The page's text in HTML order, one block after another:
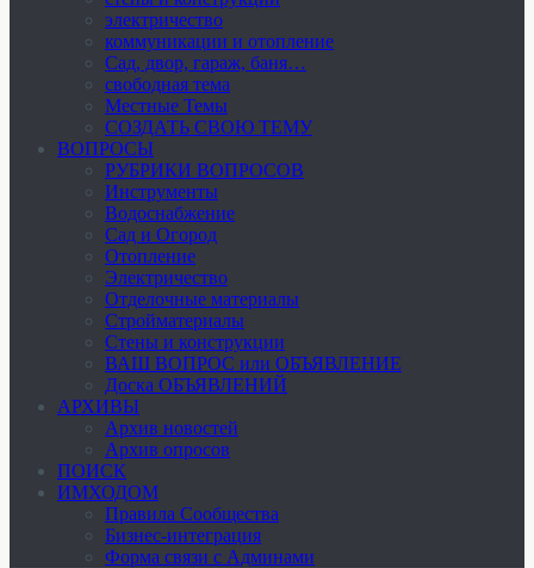
электричество
коммуникации и отопление
Cад, двор, гараж, баня…
свободная тема
Местные Темы
СОЗДАТЬ СВОЮ ТЕМУ
ВОПРОСЫ
РУБРИКИ ВОПРОСОВ
Инструменты
Водоснабжение
Сад и Огород
Отопление
Электричество
Отделочные материалы
Стройматериалы
Стены и конструкции
ВАШ ВОПРОС или ОБЪЯВЛЕНИЕ
Доска ОБЪЯВЛЕНИЙ
АРХИВЫ
Архив новостей
Архив опросов
ПОИСК
ИМХОДОМ
Правила Сообщества
Бизнес-интеграция
Форма связи с Админами